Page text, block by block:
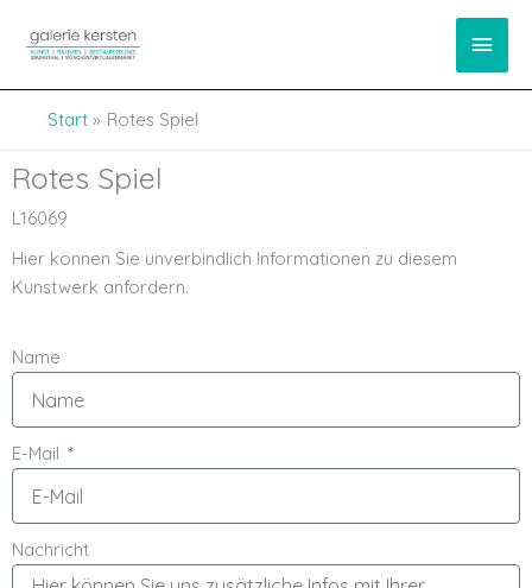
springen
Inhalt
Start Rotes Spiel
Rotes Spiel
L16069
Hier können Sie unverbindlich Informationen zu diesem
Kunstwerk anfordern.
Name
E-Mail
Nachricht